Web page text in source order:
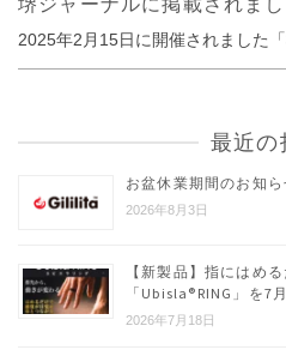
堺ジャーナルに掲載されま
2025年2月15日に開催されました
最近の
お盆休業期間のお知ら
2026年8月3日
【新製品】指にはめ
「Ubisla®︎RING」を7
2026年7月18日